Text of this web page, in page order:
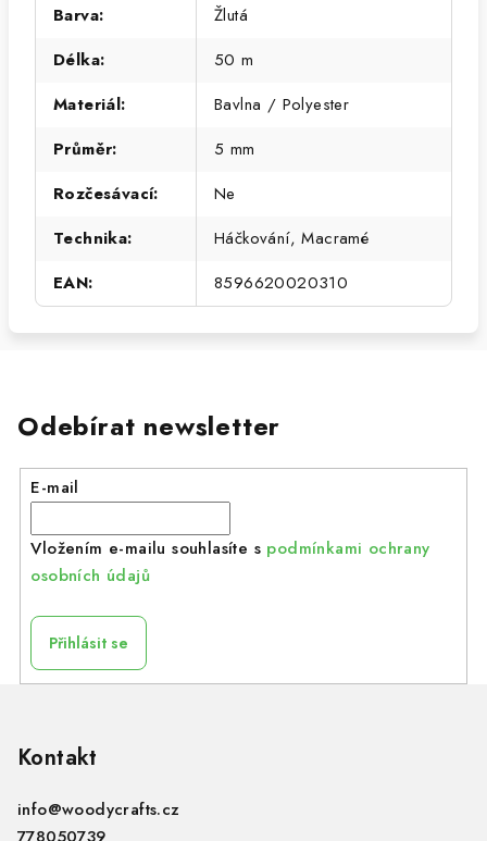
Barva:
Žlutá
Délka:
50 m
Materiál:
Bavlna / Polyester
Průměr:
5 mm
Rozčesávací:
Ne
Technika:
Háčkování, Macramé
EAN: 8596620020310
Odebírat newsletter
E-mail
Vložením e-mailu souhlasíte s podmínkami ochrany
osobních údajů
Přihlásit se
Kontakt
info@woodycrafts.cz
778050739